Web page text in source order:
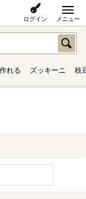
ログイン メニュー
れる ズッキーニ 枝